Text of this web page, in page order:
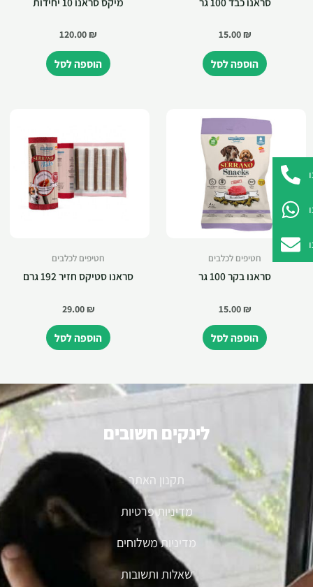
15.00₪
הוספה לסל
120.00₪
הוספה לסל
חטיפים לכלבים
סראנו בקר 100 גר
15.00₪
הוספה לסל
חטיפים לכלבים
סראנו סטיקס חזיר 192 גרם
29.00₪
הוספה לסל
לינקים חשובים
תקנון האתר
מדיניות פרטיות
מדיניות משלוחים
שאלות ותשובות